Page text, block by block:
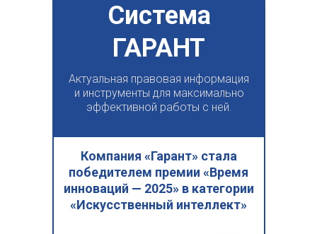
Компания «Гарант» стала
победителем премии «Время
инноваций — 2025» в категории
«Искусственный интеллект»
Система
ГАРАНТ
Актуальная правовая информация
и инструменты для максимально
эффективной работы с ней.